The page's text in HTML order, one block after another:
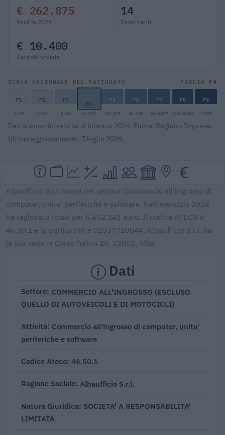
€ 262.875
Perdita 2024
14
Dipendenti
€ 10.400
Capitale sociale
SCALA NAZIONALE DEL FATTURATO FASCIA F4
F1 F2 F3 F4 F5 F6 F7 F8 F9
0-1M 1-2M 2-5M 5-10M 10-25M 25-50M 50-100M 100-500M >500M
Dati economici relativi al bilancio 2024. Fonte: Registro Imprese.
Ultimo aggiornamento: 7 luglio 2026.
Albaufficio S.r.l. opera nel settore: Commercio all'ingrosso di
computer, unita' periferiche e software. Nell'esercizio 2024
ha registrato ricavi per 5.452.243 euro. Il codice ATECO è
46.50.1 e la partita IVA è 02537710044. Albaufficio S.r.l. ha
la sua sede in Corso Torino 20, 12051, Alba.
Dati
Settore COMMERCIO ALL'INGROSSO (ESCLUSO
QUELLO DI AUTOVEICOLI E DI MOTOCICLI)
Attività Commercio all'ingrosso di computer, unita'
periferiche e software
Codice Ateco 46.50.1
Ragione Sociale Albaufficio S.r.l.
Natura Giuridica SOCIETA' A RESPONSABILITA'
LIMITATA